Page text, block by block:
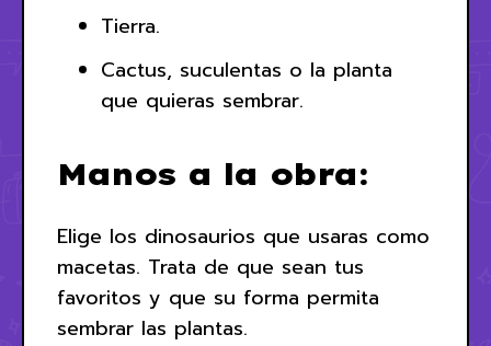
Tierra.
Cactus, suculentas o la planta
que quieras sembrar.
Manos a la obra:
Elige los dinosaurios que usaras como
macetas. Trata de que sean tus
favoritos y que su forma permita
sembrar las plantas.